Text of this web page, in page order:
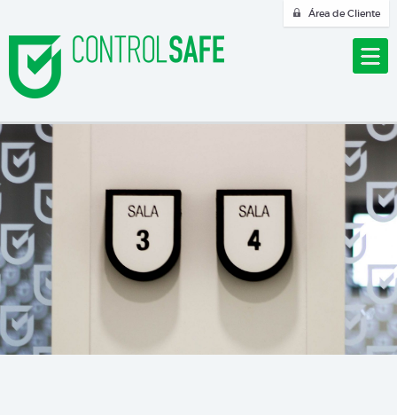
Área de Cliente